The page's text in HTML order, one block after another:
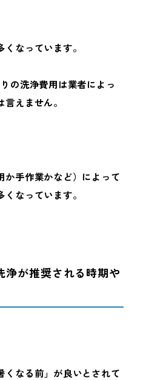
なっています。
の洗浄費用は業者によっ
えません。
か手作業かなど）によって
なっています。
浄が推奨される時期や
くなる前」が良いとされて